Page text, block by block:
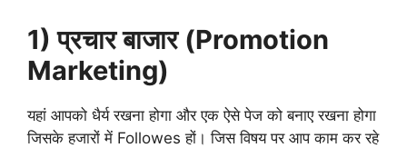
1) प्रचार बाजार (Promotion
Marketing)
यहां आपको धैर्य रखना होगा और एक ऐसे पेज को बनाए रखना होगा
जिसके हजारों में Followes हों। जिस विषय पर आप काम कर रहे